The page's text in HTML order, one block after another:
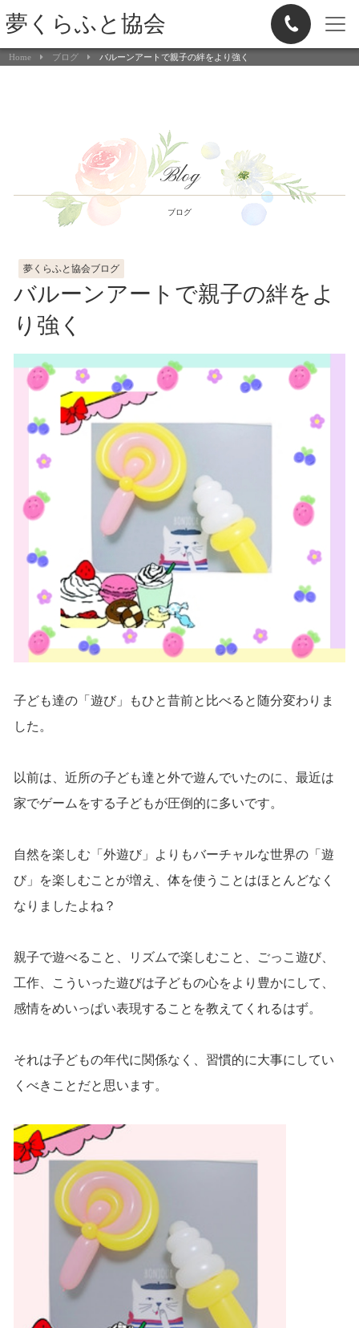
夢くらふと協会
Home ブログ バルーンアートで親子の絆をより強く
Blog
ブログ
夢くらふと協会ブログ
バルーンアートで親子の絆をよ
り強く
子ども達の「遊び」もひと昔前と比べると随分変わりま
した。
以前は、近所の子ども達と外で遊んでいたのに、最近は
家でゲームをする子どもが圧倒的に多いです。
自然を楽しむ「外遊び」よりもバーチャルな世界の「遊
び」を楽しむことが増え、体を使うことはほとんどなく
なりましたよね？
親子で遊べること、リズムで楽しむこと、ごっこ遊び、
工作、こういった遊びは子どもの心をより豊かにして、
感情をめいっぱい表現することを教えてくれるはず。
それは子どもの年代に関係なく、習慣的に大事にしてい
くべきことだと思います。